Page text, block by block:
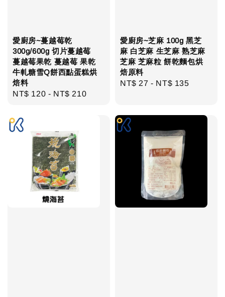
愛廚房~蔓越莓乾
300g/600g 切片蔓越莓
蔓越莓果乾 蔓越莓 果乾
牛軋糖雪Q餅西點蛋糕烘
焙料
Regular
NT$ 120 - NT$ 210
愛廚房~芝麻 100g 黑芝
麻 白芝麻 生芝麻 熟芝麻
芝麻 芝麻粒 餅乾麵包烘
焙原料
Regular
NT$ 27 - NT$ 135